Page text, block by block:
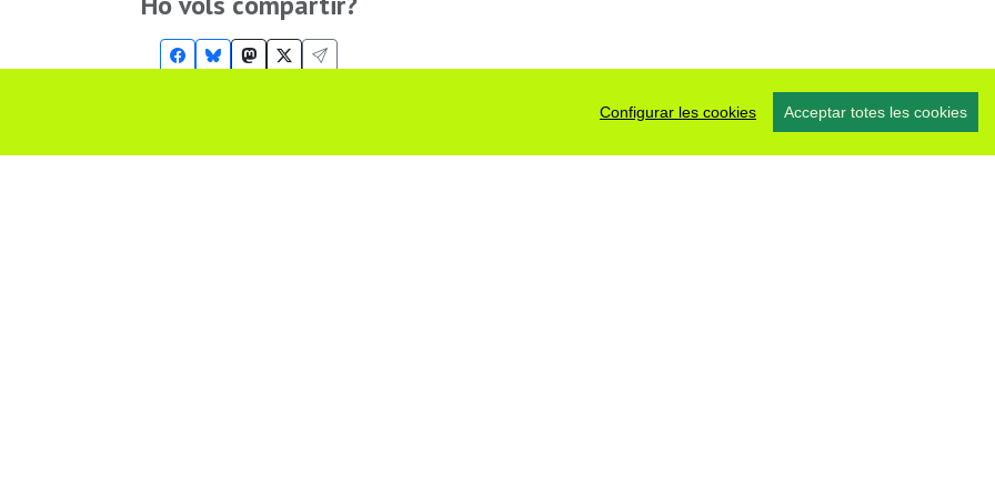
Configurar les cookies Acceptar totes les cookies